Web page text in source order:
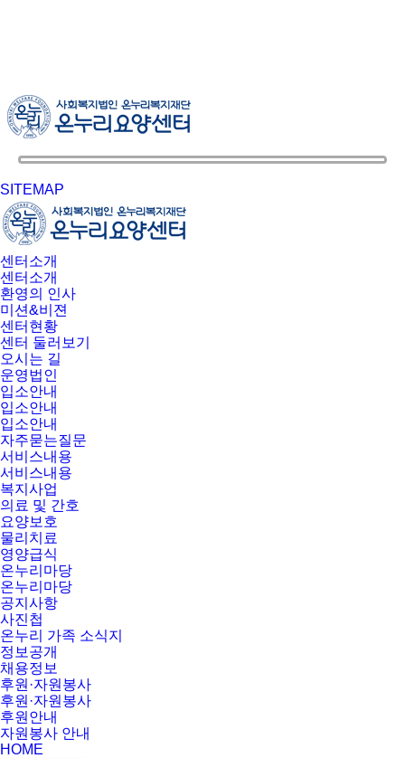
SITEMAP
센터소개
센터소개
환영의 인사
미션&비젼
센터현황
센터 둘러보기
오시는 길
운영법인
입소안내
입소안내
입소안내
자주묻는질문
서비스내용
서비스내용
복지사업
의료 및 간호
요양보호
물리치료
영양급식
온누리마당
온누리마당
공지사항
사진첩
온누리 가족 소식지
정보공개
채용정보
후원·자원봉사
후원·자원봉사
후원안내
자원봉사 안내
HOME